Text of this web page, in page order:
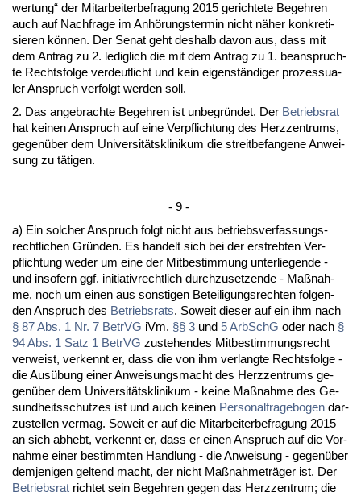
wer­tung“ der Mit­ar­bei­ter­be­fra­gung 2015 ge­rich­te­te Be­geh­ren
auch auf Nach­fra­ge im Anhörungs­ter­min nicht näher kon­kre­ti­
sie­ren können. Der Se­nat geht des­halb da­von aus, dass mit
dem An­trag zu 2. le­dig­lich die mit dem An­trag zu 1. be­an­spruch­
te Rechts­fol­ge ver­deut­licht und kein ei­genständi­ger pro­zes­sua­
ler An­spruch ver­folgt wer­den soll.
2. Das an­ge­brach­te Be­geh­ren ist un­be­gründet. Der Be­triebs­rat
hat kei­nen An­spruch auf ei­ne Ver­pflich­tung des Herz­zen­trums,
ge­genüber dem Uni­ver­sitätskli­ni­kum die streit­be­fan­ge­ne An­wei­
sung zu täti­gen.
- 9 -
a) Ein sol­cher An­spruch folgt nicht aus be­triebs­ver­fas­sungs­
recht­li­chen Gründen. Es han­delt sich bei der er­streb­ten Ver­
pflich­tung we­der um ei­ne der Mit­be­stim­mung un­ter­lie­gen­de -
und in­so­fern ggf. in­itia­tiv­recht­lich durch­zu­set­zen­de - Maßnah­
me, noch um ei­nen aus sons­ti­gen Be­tei­li­gungs­rech­ten fol­gen­
den An­spruch des Be­triebs­rats. So­weit die­ser auf ein ihm nach
§ 87 Abs. 1 Nr. 7 Be­trVG iVm. §§ 3 und 5 Ar­bSchG oder nach §
94 Abs. 1 Satz 1 Be­trVG zu­ste­hen­des Mit­be­stim­mungs­recht
ver­weist, ver­kennt er, dass die von ihm ver­lang­te Rechts­fol­ge -
die Ausübung ei­ner An­wei­sungs­macht des Herz­zen­trums ge­
genüber dem Uni­ver­sitätskli­ni­kum - kei­ne Maßnah­me des Ge­
sund­heits­schut­zes ist und auch kei­nen Per­so­nal­fra­ge­bo­gen dar­
zu­stel­len ver­mag. So­weit er auf die Mit­ar­bei­ter­be­fra­gung 2015
an sich ab­hebt, ver­kennt er, dass er ei­nen An­spruch auf die Vor­
nah­me ei­ner be­stimm­ten Hand­lung - die An­wei­sung - ge­genüber
dem­je­ni­gen gel­tend macht, der nicht Maßnah­meträger ist. Der
Be­triebs­rat rich­tet sein Be­geh­ren ge­gen das Herz­zen­trum; die